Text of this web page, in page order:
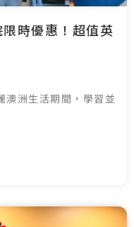
時優惠！超值英
洲生活期間，學習並